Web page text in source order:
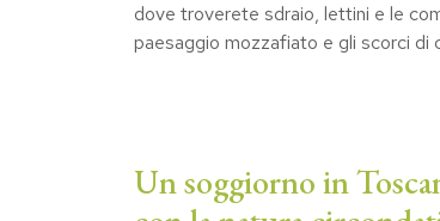
dove troverete sdraio, lettini e le
paesaggio mozzafiato e gli scorci di
Un soggiorno in